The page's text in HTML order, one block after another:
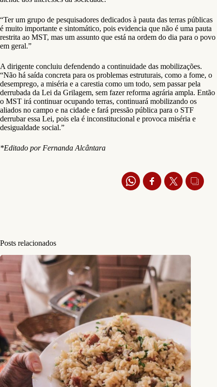
“Ter um grupo de pesquisadores dedicados à pauta das terras públicas
é muito importante e sintomático, pois evidencia que não é uma pauta
restrita ao MST, mas um assunto que está na ordem do dia para o povo
em geral.”
A dirigente concluiu defendendo a continuidade das mobilizações.
“Não há saída concreta para os problemas estruturais, como a fome, o
desemprego, a miséria e a carestia como um todo, sem passar pela
derrubada da Lei da Grilagem, sem fazer reforma agrária ampla. Então
o MST irá continuar ocupando terras, continuará mobilizando os
aliados no campo e na cidade e fará pressão pública para o STF
derrubar essa Lei, pois ela é inconstitucional e provoca miséria e
desigualdade social.”
*Editado por Fernanda Alcântara
Posts relacionados